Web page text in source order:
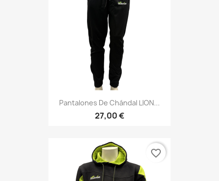
Pantalones De Chándal LION...
27,00 €
favorite_border